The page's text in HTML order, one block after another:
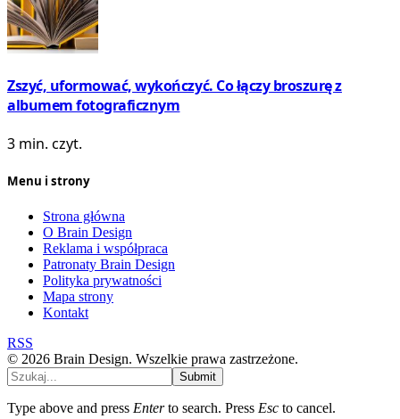
Zszyć, uformować, wykończyć. Co łączy broszurę z
albumem fotograficznym
3 min. czyt.
Menu i strony
Strona główna
O Brain Design
Reklama i współpraca
Patronaty Brain Design
Polityka prywatności
Mapa strony
Kontakt
RSS
© 2026 Brain Design. Wszelkie prawa zastrzeżone.
Submit
Type above and press Enterto search. Press Esc to cancel.